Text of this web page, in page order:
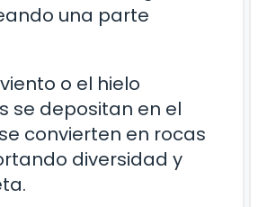
una parte
o el hielo
se depositan en el
convierten en rocas
diversidad y